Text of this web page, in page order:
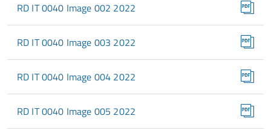
RD IT 0040 Image 002 2022
RD IT 0040 Image 003 2022
RD IT 0040 Image 004 2022
RD IT 0040 Image 005 2022